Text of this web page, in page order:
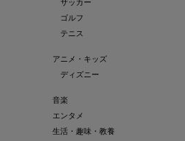
サッカー
ゴルフ
テニス
アニメ・キッズ
ディズニー
音楽
エンタメ
生活・趣味・教養